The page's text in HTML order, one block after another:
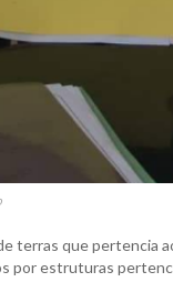
terras que pertencia
por estruturas